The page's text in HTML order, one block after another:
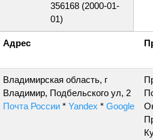
356168 (2000-01-
01)
Адрес
Владимирская область, г
Владимир, Подбельского ул, 2
Почта России * Yandex * Google